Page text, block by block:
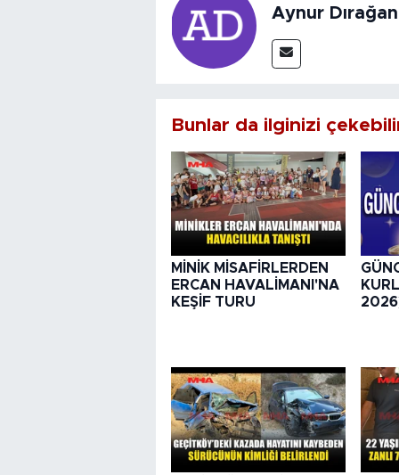
Aynur Dırağan
Bunlar da ilginizi
MİNİK MİSAFİRLERDEN
ERCAN HAVALİMANI'NA
KEŞİF TURU